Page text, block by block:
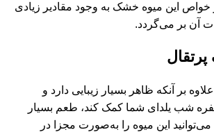
این میوه خشک به وجود مقادیر زیادی
بر آنکه ظاهر بسیار زیبایی دارد و
شب یلدای شما کمک کند، طعم بسیار
این میوه را به‌صورت مجزا در